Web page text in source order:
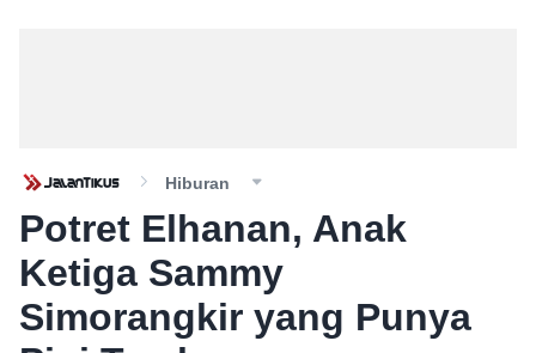
Hiburan
Potret Elhanan, Anak
Ketiga Sammy
Simorangkir yang Punya